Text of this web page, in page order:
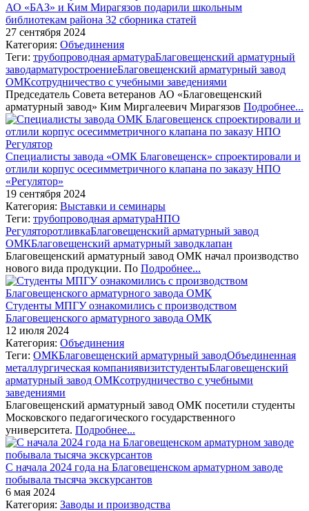
АО «БАЗ» и Ким Мирагязов подарили школьным
библиотекам района 32 сборника статей
27 сентября 2024
Категория: Объединения
Теги: трубопроводная арматураБлаговещенский арматурный
заводарматуростроениеБлаговещенский арматурный завод
ОМКсотрудничество с учебными заведениями
Председатель Совета ветеранов АО «Благовещенский
арматурный завод» Ким Миргалеевич Мирагязов Подробнее...
Специалисты завода «ОМК Благовещенск» спроектировали и
отлили корпус осесимметричного клапана по заказу НПО
«Регулятор»
19 сентября 2024
Категория: Выставки и семинары
Теги: трубопроводная арматураНПО
РегуляторотливкаБлаговещенский арматурный завод
ОМКБлаговещенский арматурный заводклапан
Благовещенский арматурный завод ОМК начал производство
нового вида продукции. По Подробнее...
Студенты МПГУ ознакомились с производством
Благовещенского арматурного завода ОМК
12 июля 2024
Категория: Объединения
Теги: ОМКБлаговещенский арматурный заводОбъединенная
металлургическая компаниявизитстудентыБлаговещенский
арматурный завод ОМКсотрудничество с учебными
заведениями
Благовещенский арматурный завод ОМК посетили студенты
Московского педагогического государственного
университета. Подробнее...
С начала 2024 года на Благовещенском арматурном заводе
побывала тысяча экскурсантов
6 мая 2024
Категория: Заводы и производства